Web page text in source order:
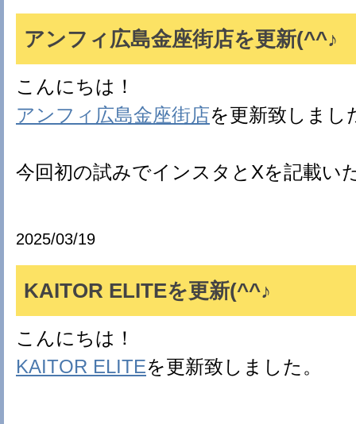
アンフィ広島金座街店を更新(^^♪
こんにちは！
アンフィ広島金座街店を更新致しまし
今回初の試みでインスタとXを記載い
2025/03/19
KAITOR ELITEを更新(^^♪
こんにちは！
KAITOR ELITEを更新致しました。